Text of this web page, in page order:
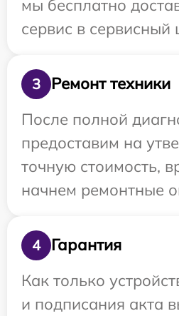
мы бесплатно
сервис в сервисный
3
Ремонт техники
После полной
предоставим на
точную стоимость,
начнем ремонтные
4
Гарантия
Как только
и подписания акта